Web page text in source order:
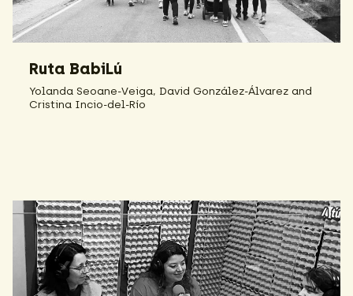
Ruta BabiLú
Yolanda Seoane-Veiga, David González-Álvarez and
Cristina Incio-del-Río